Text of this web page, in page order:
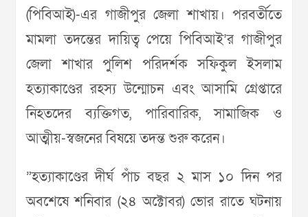
(পিবিআই)-এর গাজীপুর জেলা শাখায়। পরবর্তীতে
মামলা তদন্তের দায়িত্ব পেয়ে পিবিআই’র গাজীপুর
জেলা শাখার পুলিশ পরিদর্শক সফিকুল ইসলাম
হত্যাকাণ্ডের রহস্য উন্মোচন এবং আসামি গ্রেপ্তারে
নিহতদের ব‍্যক্তিগত, পারিবারিক, সামাজিক ও
আত্মীয়-স্বজনের বিষয়ে তদন্ত শুরু করেন।
”হত্যাকাণ্ডের দীর্ঘ পাঁচ বছর ২ মাস ১০ দিন পর
অবশেষে শনিবার (২৪ অক্টোবর) ভোর রাতে ঘটনায়